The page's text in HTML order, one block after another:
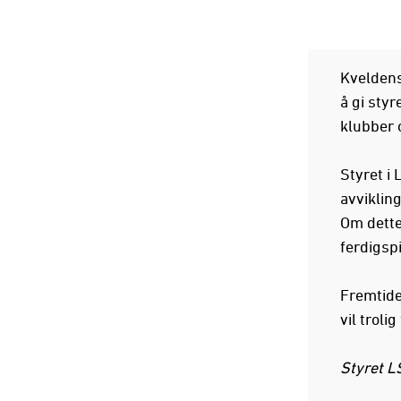
å gi
klubber
Styret i
Om
vil trolig
Styret